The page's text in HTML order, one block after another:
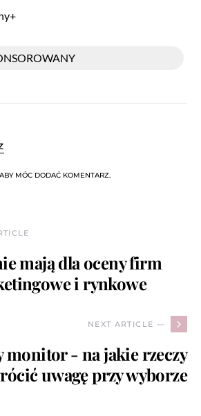
MÓC DODAĆ KOMENTARZ.
mają dla oceny firm
i rynkowe
NEXT ARTICLE —
monitor - na jakie rzeczy
uwagę przy wyborze